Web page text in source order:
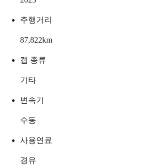
주행거리
87,822km
캡 종류
기타
변속기
수동
사용연료
경유